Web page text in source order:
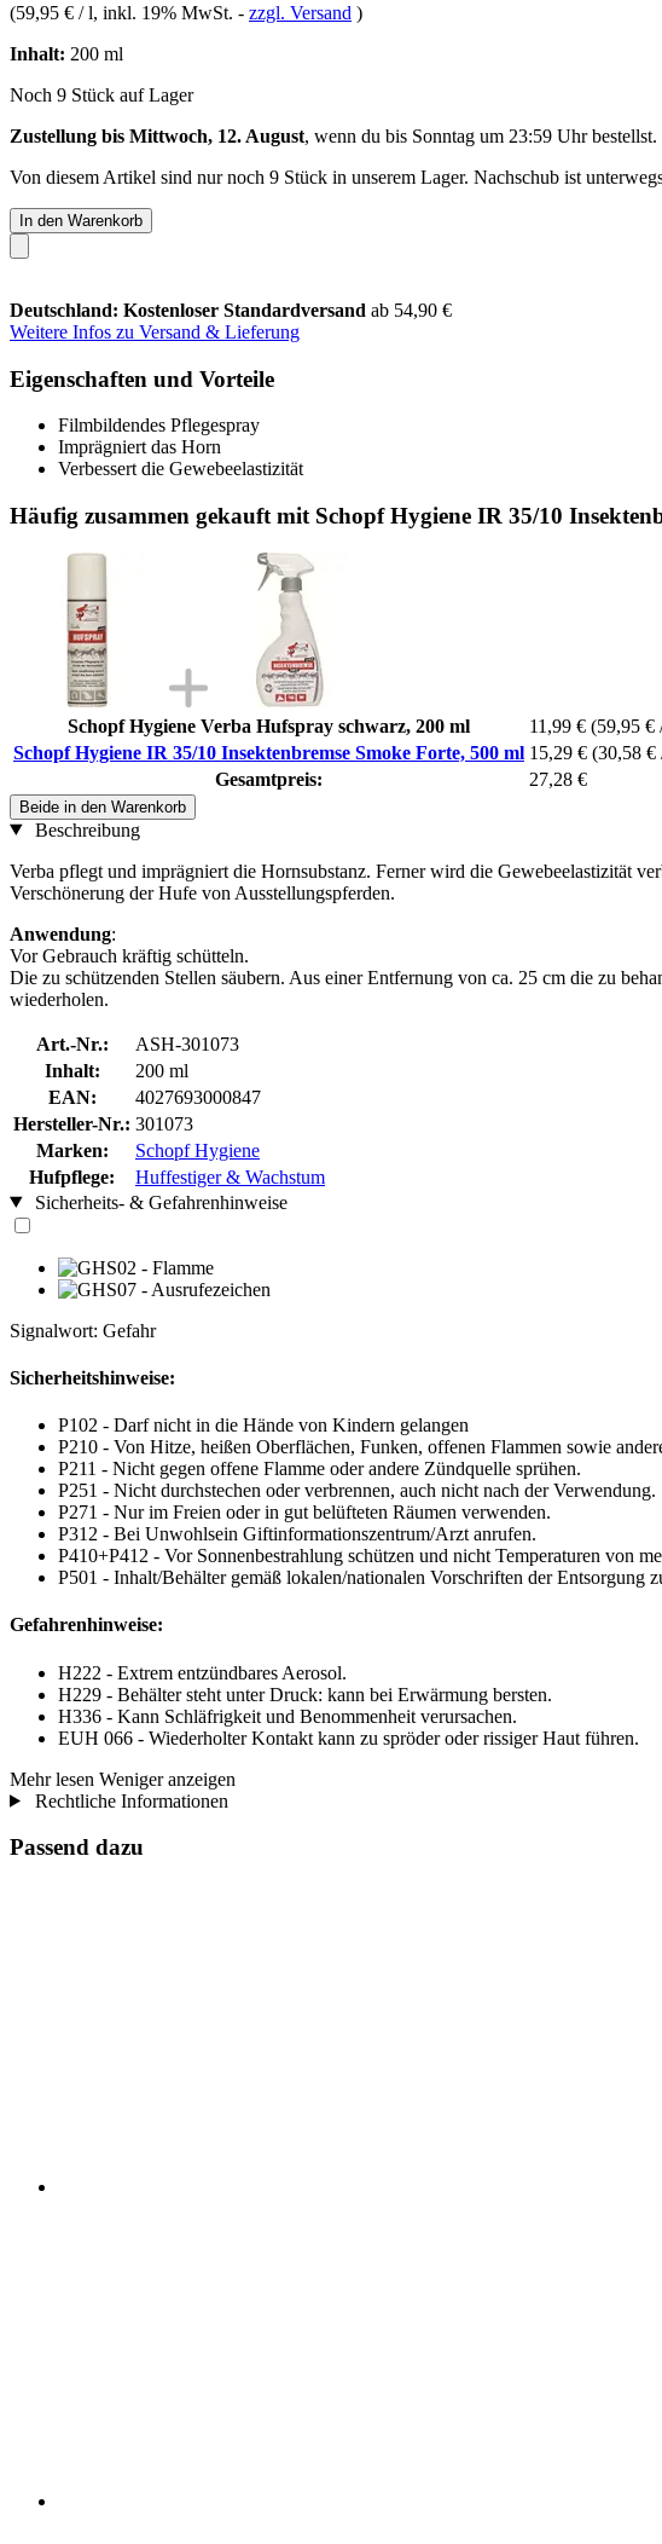
(59,95 € / l, inkl. 19% MwSt. - zzgl. Versand )
Inhalt: 200 ml
Noch 9 Stück auf Lager
Zustellung bis Mittwoch, 12. August, wenn du bis Sonntag um 23:59 Uhrbestellst.
Von diesem Artikel sind nur noch 9 Stück in unserem Lager. Nachschub ist
In den Warenkorb
Deutschland: Kostenloser Standardversand ab 54,90 €
Weitere Infos zu Versand & Lieferung
Eigenschaften und Vorteile
Filmbildendes Pflegespray
Imprägniert das Horn
Verbessert die Gewebeelastizität
Häufig zusammen gekauft mit Schopf Hygiene IR 35/10
Schopf Hygiene Verba Hufspray schwarz, 200 ml 11,99 € (59,95 €
Schopf Hygiene IR 35/10 Insektenbremse Smoke Forte, 500 ml 15,29 € (30,58 €
Gesamtpreis:
27,28 €
Beide in den Warenkorb
Beschreibung
Verba pflegt und imprägniert die Hornsubstanz. Ferner wird die Gewebeelastizität
Verschönerung der Hufe von Ausstellungspferden.
Anwendung:
Vor Gebrauch kräftig schütteln.
Die zu schützenden Stellen säubern. Aus einer Entfernung von ca. 25 cm die zu
wiederholen.
Art.-Nr.:
ASH-301073
Inhalt:
200 ml
EAN:
4027693000847
Hersteller-Nr.: 301073
Marken:
Schopf Hygiene
Hufpflege:
Huffestiger & Wachstum
Sicherheits- & Gefahrenhinweise
Signalwort: Gefahr
Sicherheitshinweise:
P102 - Darf nicht in die Hände von Kindern gelangen
P210 - Von Hitze, heißen Oberflächen, Funken, offenen Flammen sowie
P211 - Nicht gegen offene Flamme oder andere Zündquelle sprühen.
P251 - Nicht durchstechen oder verbrennen, auch nicht nach der Verwendung.
P271 - Nur im Freien oder in gut belüfteten Räumen verwenden.
P312 - Bei Unwohlsein Giftinformationszentrum/Arzt anrufen.
P410+P412 - Vor Sonnenbestrahlung schützen und nicht Temperaturen von
P501 - Inhalt/Behälter gemäß lokalen/nationalen Vorschriften der Entsorgung
Gefahrenhinweise:
H222 - Extrem entzündbares Aerosol.
H229 - Behälter steht unter Druck: kann bei Erwärmung bersten.
H336 - Kann Schläfrigkeit und Benommenheit verursachen.
EUH 066 - Wiederholter Kontakt kann zu spröder oder rissiger Haut führen.
Mehr lesen Weniger anzeigen
Rechtliche Informationen
Passend dazu